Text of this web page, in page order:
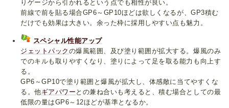
りゲージから引かれるという点でも相性が良い。
前線で前を貼る場合GP6～GP10ほどは欲しくなるが、GP3積む
だけでも効果は大きい。余った枠に採用しやすい点も魅力。
スペシャル性能アップ
ジェットパック の爆風範囲、及び塗り範囲が拡大する。爆風のみ
でのキルも取りやすくなり、塗りによって足を取る能力も向上す
る。
GP6～GP10で塗り範囲と爆風が拡大し、体感敵に当てやすくな
る。他ギアパワー との兼ね合いも考えると、積む場合としての最
低限の量はGP6～12ほどが基準となるか。